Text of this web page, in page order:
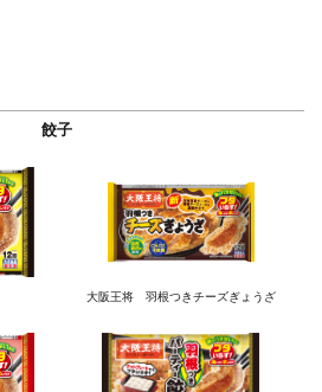
餃子
大阪王将 羽根つきチーズぎょうざ